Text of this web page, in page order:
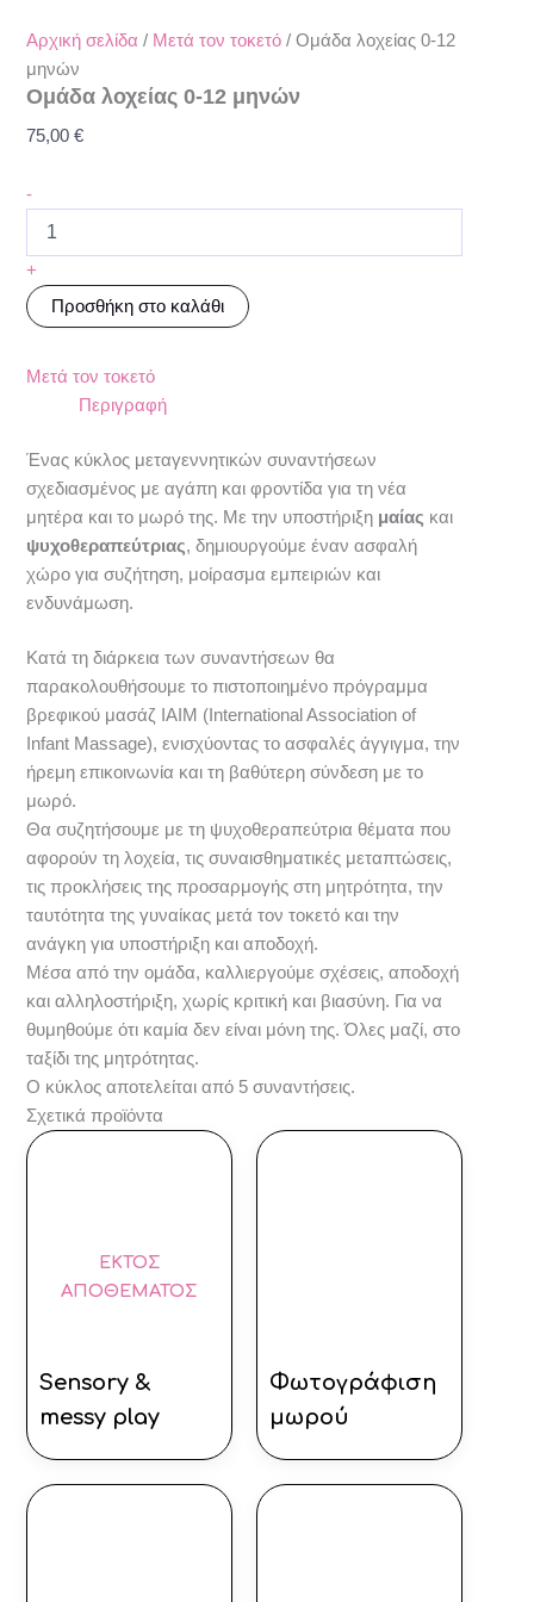
Αρχική σελίδα / Mετά τον τοκετό / Ομάδα λοχείας 0-12
μηνών
Ομάδα λοχείας 0-12 μηνών
75,00€
-
+
Προσθήκη στο καλάθι
Mετά τον τοκετό
Περιγραφή
Ένας κύκλος μεταγεννητικών συναντήσεων
σχεδιασμένος με αγάπη και φροντίδα για τη νέα
μητέρα και το μωρό της. Με την υποστήριξη μαίας και
ψυχοθεραπεύτριας, δημιουργούμε έναν ασφαλή
χώρο για συζήτηση, μοίρασμα εμπειριών και
ενδυνάμωση.
Κατά τη διάρκεια των συναντήσεων θα
παρακολουθήσουμε το πιστοποιημένο πρόγραμμα
βρεφικού μασάζ IAIM (International Association of
Infant Massage), ενισχύοντας το ασφαλές άγγιγμα, την
ήρεμη επικοινωνία και τη βαθύτερη σύνδεση με το
μωρό.
Θα συζητήσουμε με τη ψυχοθεραπεύτρια θέματα που
αφορούν τη λοχεία, τις συναισθηματικές μεταπτώσεις,
τις προκλήσεις της προσαρμογής στη μητρότητα, την
ταυτότητα της γυναίκας μετά τον τοκετό και την
ανάγκη για υποστήριξη και αποδοχή.
Μέσα από την ομάδα, καλλιεργούμε σχέσεις, αποδοχή
και αλληλοστήριξη, χωρίς κριτική και βιασύνη. Για να
θυμηθούμε ότι καμία δεν είναι μόνη της. Όλες μαζί, στο
ταξίδι της μητρότητας.
O κύκλος αποτελείται από 5 συναντήσεις.
Σχετικά προϊόντα
ΕΚΤΌΣ
ΑΠΟΘΈΜΑΤΟΣ
Sensory &
messy play
Φωτογράφιση
μωρού